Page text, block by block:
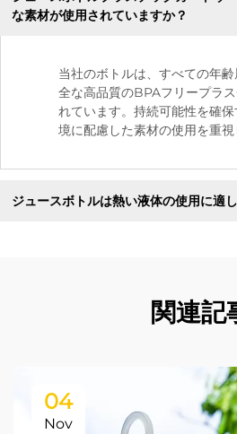
な素材が使用されていますか？
当社のボトルは、すべての年
全な高品質のBPAフリープラ
れています。持続可能性を確
境に配慮した素材の使用を重視
ジュースボトルは熱い液体の使用に適
関連記
04
Nov